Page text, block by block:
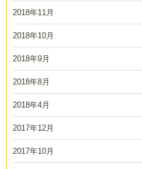
2018年11月
2018年10月
2018年9月
2018年8月
2018年4月
2017年12月
2017年10月